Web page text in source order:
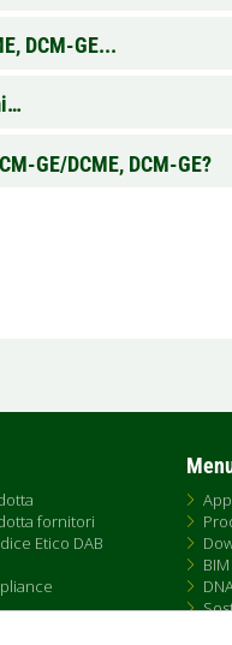
DCM-GE...
GE/DCME, DCM-GE?
fornitori
Etico DAB
BIM